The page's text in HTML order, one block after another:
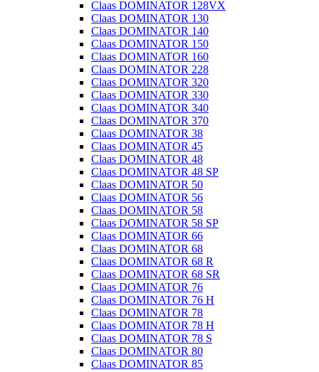
Claas DOMINATOR 128VX
Claas DOMINATOR 130
Claas DOMINATOR 140
Claas DOMINATOR 150
Claas DOMINATOR 160
Claas DOMINATOR 228
Claas DOMINATOR 320
Claas DOMINATOR 330
Claas DOMINATOR 340
Claas DOMINATOR 370
Claas DOMINATOR 38
Claas DOMINATOR 45
Claas DOMINATOR 48
Claas DOMINATOR 48 SP
Claas DOMINATOR 50
Claas DOMINATOR 56
Claas DOMINATOR 58
Claas DOMINATOR 58 SP
Claas DOMINATOR 66
Claas DOMINATOR 68
Claas DOMINATOR 68 R
Claas DOMINATOR 68 SR
Claas DOMINATOR 76
Claas DOMINATOR 76 H
Claas DOMINATOR 78
Claas DOMINATOR 78 H
Claas DOMINATOR 78 S
Claas DOMINATOR 80
Claas DOMINATOR 85